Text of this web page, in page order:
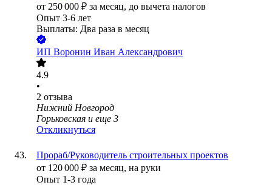
от 250 000 ₽ за месяц, до вычета налогов
Опыт 3-6 лет
Выплаты: Два раза в месяц
ИП Воронин Иван Александрович
4.9
•
2 отзыва
Нижний Новгород
Горьковская и еще 3
Откликнуться
Прораб/Руководитель строительных проектов
от 120 000 ₽ за месяц, на руки
Опыт 1-3 года